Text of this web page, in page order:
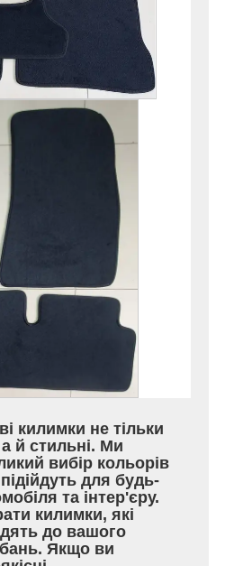
килимки не тільки
й стильні. Ми
вибір кольорів
підійдуть для будь-
та інтер'єру.
килимки, які
до вашого
Якщо ви